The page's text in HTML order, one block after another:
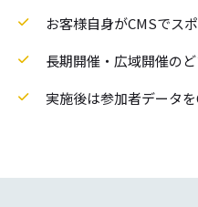
お客様自身がCMSでス
長期開催・広域開催の
実施後は参加者データを